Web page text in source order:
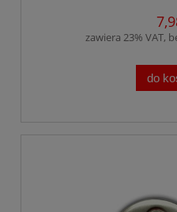
zawiera 23% VAT,
do